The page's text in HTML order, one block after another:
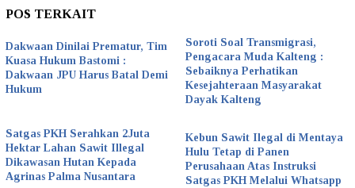
POS TERKAIT
Dakwaan Dinilai Prematur, Tim
Kuasa Hukum Bastomi :
Dakwaan JPU Harus Batal Demi
Hukum
Soroti Soal Transmigrasi,
Pengacara Muda Kalteng :
Sebaiknya Perhatikan
Kesejahteraan Masyarakat
Dayak Kalteng
Satgas PKH Serahkan 2Juta
Hektar Lahan Sawit Illegal
Dikawasan Hutan Kepada
Agrinas Palma Nusantara
Kebun Sawit Ilegal di Mentaya
Hulu Tetap di Panen
Perusahaan Atas Instruksi
Satgas PKH Melalui Whatsapp